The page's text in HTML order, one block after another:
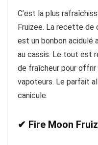
C’est la plus
Fruizee. La recette
est un bonbon acidulé
au cassis. Le tout est
de fraîcheur pour
vapoteurs. Le parfait
canicule.
✔ Fire Moon